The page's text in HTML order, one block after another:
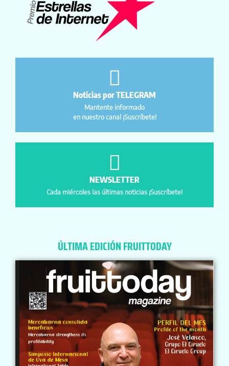
Noticias por TELEGRAM
Mantente informado
en nuestro canal ¡Suscríbete!
NEWSLETTER
Cada miércoles las últimas noticias ¡Suscríbete!
ÚLTIMA EDICIÓN FRUITTODAY